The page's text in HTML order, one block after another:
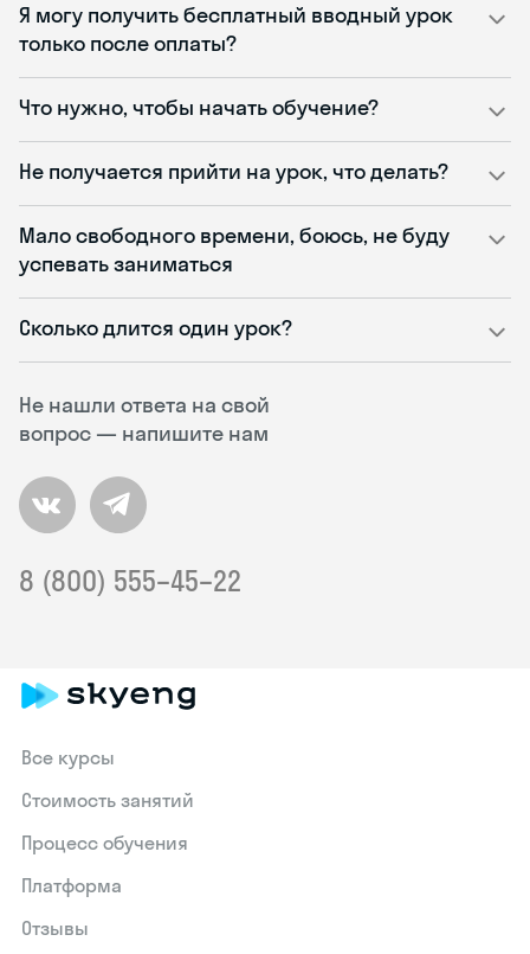
Не нашли ответа на свой
вопрос — напишите нам
8 (800) 555–45–22
Я могу получить бесплатный вводный урок
только после оплаты?
Что нужно, чтобы начать обучение?
Не получается прийти на урок, что делать?
Мало свободного времени, боюсь, не буду
успевать заниматься
Сколько длится один урок?
Все курсы
Стоимость занятий
Процесс обучения
Платформа
Отзывы